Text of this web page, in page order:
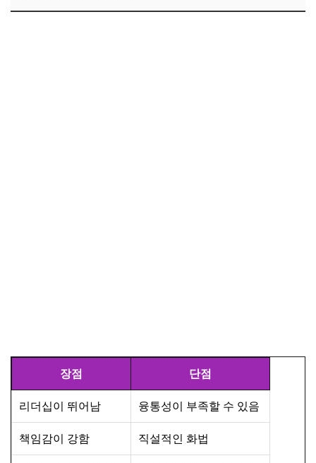
장점 단점
리더십이 뛰어남 융통성이 부족할 수 있음
책임감이 강함 직설적인 화법